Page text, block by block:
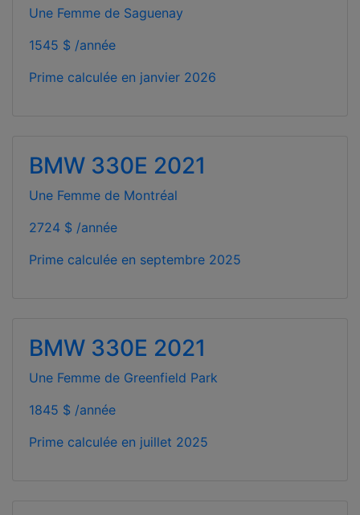
Une Femme de Saguenay
1545 $ /année
Prime calculée en janvier 2026
BMW 330E 2021
Une Femme de Montréal
2724 $ /année
Prime calculée en septembre 2025
BMW 330E 2021
Une Femme de Greenfield Park
1845 $ /année
Prime calculée en juillet 2025